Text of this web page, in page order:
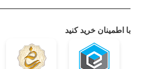
با اطمینان خرید کنید